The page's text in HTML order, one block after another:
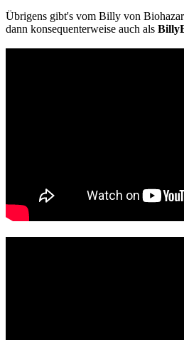
Übrigens gibt's vom Billy von
dann konsequenterweise auch als